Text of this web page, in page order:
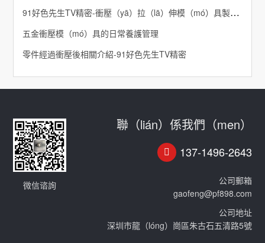
91好色先生TV精密-衝壓（yā）拉（lā）伸模（mó）具製造加工
五金衝壓模（mó）具的日常養護管理
零件經過衝壓後相關介紹-91好色先生TV精密
微信谘詢
聯（lián）係我們（men）
137-1496-2643
公司郵箱
gaofeng@pf898.com
公司地址
深圳市龍（lóng）崗區朱古石五清路5號